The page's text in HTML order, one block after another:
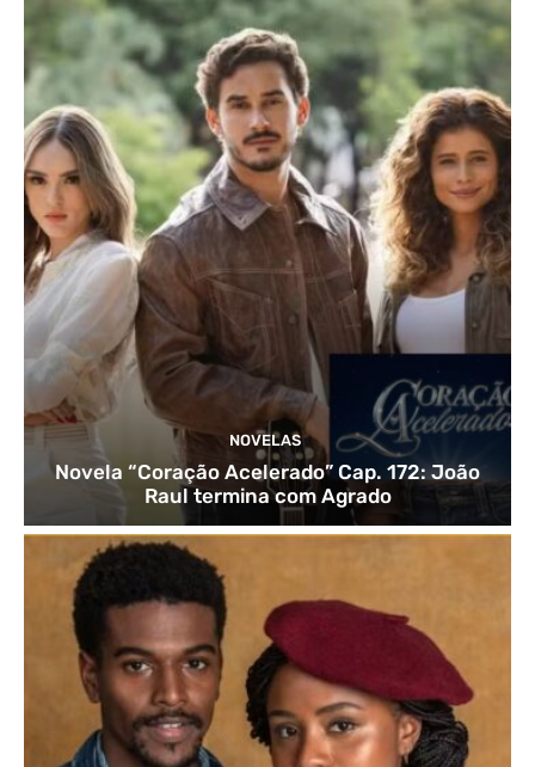
NOVELAS
Novela “Coração Acelerado” Cap. 172: João
Raul termina com Agrado